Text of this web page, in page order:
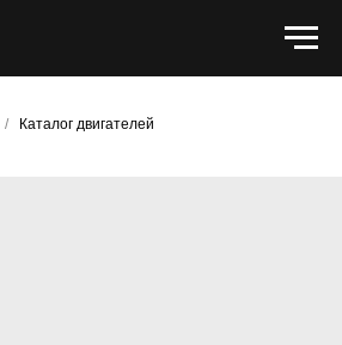
/ Каталог двигателей